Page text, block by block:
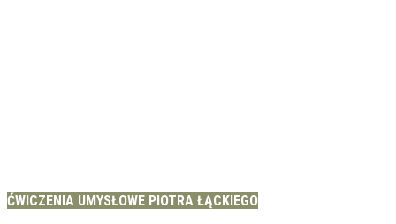
ĆWICZENIA UMYSŁOWE PIOTRA ŁĄCKIEGO